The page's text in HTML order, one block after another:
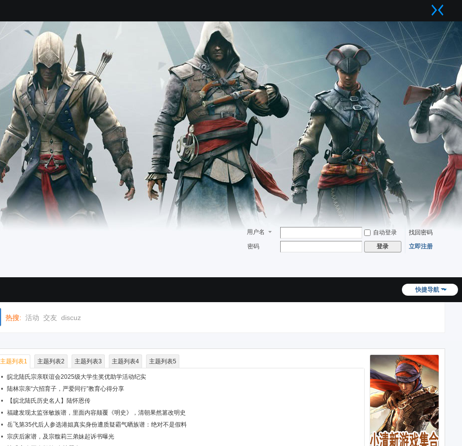
用户名 自动登录
找回密码
密码
登录 立即注册
快捷导航
热搜: 活动 交友 discuz
主题列表1 主题列表2 主题列表3 主题列表4 主题列表5
•
皖北陆氏宗亲联谊会2025级大学生奖优助学活动纪实
•
陆林宗亲“六招育子，严爱同行”教育心得分享
•
【皖北陆氏历史名人】陆怀恩传
•
福建发现太监张敏族谱，里面内容颠覆《明史》，清朝果然篡改明史
•
岳飞第35代后人参选港姐真实身份遭质疑霸气晒族谱：绝对不是假料
•
宗庆后家谱，及宗馥莉三弟妹起诉书曝光
标题1